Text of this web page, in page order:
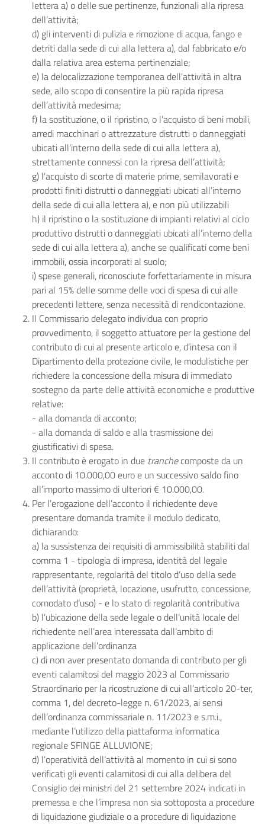
lettera a) o delle sue pertinenze, funzionali alla ripresa
dell’attività;
d) gli interventi di pulizia e rimozione di acqua, fango e
detriti dalla sede di cui alla lettera a), dal fabbricato e/o
dalla relativa area esterna pertinenziale;
e) la delocalizzazione temporanea dell’attività in altra
sede, allo scopo di consentire la più rapida ripresa
dell’attività medesima;
f) la sostituzione, o il ripristino, o l’acquisto di beni mobili,
arredi macchinari o attrezzature distrutti o danneggiati
ubicati all’interno della sede di cui alla lettera a),
strettamente connessi con la ripresa dell’attività;
g) l’acquisto di scorte di materie prime, semilavorati e
prodotti finiti distrutti o danneggiati ubicati all’interno
della sede di cui alla lettera a), e non più utilizzabili
h) il ripristino o la sostituzione di impianti relativi al ciclo
produttivo distrutti o danneggiati ubicati all’interno della
sede di cui alla lettera a), anche se qualificati come beni
immobili, ossia incorporati al suolo;
i) spese generali, riconosciute forfettariamente in misura
pari al 15% delle somme delle voci di spesa di cui alle
precedenti lettere, senza necessità di rendicontazione.
Il Commissario delegato individua con proprio
provvedimento, il soggetto attuatore per la gestione del
contributo di cui al presente articolo e, d’intesa con il
Dipartimento della protezione civile, le modulistiche per
richiedere la concessione della misura di immediato
sostegno da parte delle attività economiche e produttive
relative:
- alla domanda di acconto;
- alla domanda di saldo e alla trasmissione dei
giustificativi di spesa.
Il contributo è erogato in due tranchecomposte da un
acconto di 10.000,00 euro e un successivo saldo fino
all’importo massimo di ulteriori € 10.000,00.
Per l’erogazione dell’acconto il richiedente deve
presentare domanda tramite il modulo dedicato,
dichiarando:
a) la sussistenza dei requisiti di ammissibilità stabiliti dal
comma 1 - tipologia di impresa, identità del legale
rappresentante, regolarità del titolo d’uso della sede
dell’attività (proprietà, locazione, usufrutto, concessione,
comodato d’uso) - e lo stato di regolarità contributiva
b) l’ubicazione della sede legale o dell’unità locale del
richiedente nell’area interessata dall’ambito di
applicazione dell’ordinanza
c) di non aver presentato domanda di contributo per gli
eventi calamitosi del maggio 2023 al Commissario
Straordinario per la ricostruzione di cui all’articolo 20-ter,
comma 1, del decreto-legge n. 61/2023, ai sensi
dell’ordinanza commissariale n. 11/2023 e s.m.i.,
mediante l’utilizzo della piattaforma informatica
regionale SFINGE ALLUVIONE;
d) l’operatività dell’attività al momento in cui si sono
verificati gli eventi calamitosi di cui alla delibera del
Consiglio dei ministri del 21 settembre 2024 indicati in
premessa e che l’impresa non sia sottoposta a procedure
di liquidazione giudiziale o a procedure di liquidazione